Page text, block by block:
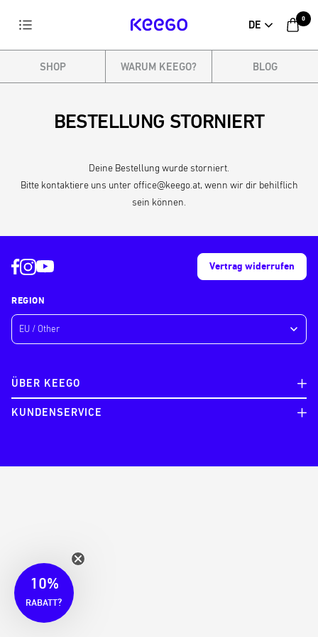
Navigation KEEGO DE
0
SHOP WARUM KEEGO? BLOG
BESTELLUNG STORNIERT
Deine Bestellung wurde storniert.
Bitte kontaktiere uns unter office@keego.at, wenn wir dir behilflich
sein können.
ÜBER KEEGO
KUNDENSERVICE
Vertrag widerrufen
REGION
10%
RABATT?